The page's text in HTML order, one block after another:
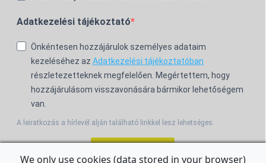
Adatkezelési tájékoztató
Önkéntesen hozzájárulok személyes adataim
kezeléséhez az Adatkezelési tájékoztatóban
részletezetteknek megfelelően. Megértettem, hogy
hozzájárulásom visszavonására bármikor lehetőségem
van.
A leiratkozás a hírlevél alján található linkkel lesz lehetséges.
We only use cookies (data stored in your browser)